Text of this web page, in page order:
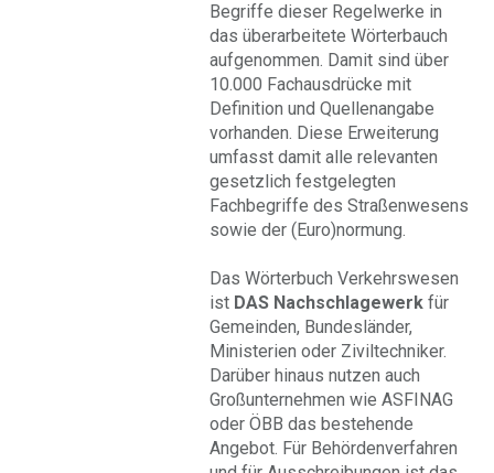
Begriffe dieser Regelwerke in
das überarbeitete Wörterbauch
aufgenommen. Damit sind über
10.000 Fachausdrücke mit
Definition und Quellenangabe
vorhanden. Diese Erweiterung
umfasst damit alle relevanten
gesetzlich festgelegten
Fachbegriffe des Straßenwesens
sowie der (Euro)normung.
Das Wörterbuch Verkehrswesen
ist DAS Nachschlagewerk für
Gemeinden, Bundesländer,
Ministerien oder Ziviltechniker.
Darüber hinaus nutzen auch
Großunternehmen wie ASFINAG
oder ÖBB das bestehende
Angebot. Für Behördenverfahren